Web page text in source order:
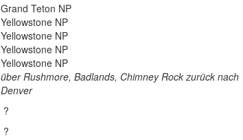
Grand Teton NP
Yellowstone NP
Yellowstone NP
Yellowstone NP
Yellowstone NP
über Rushmore, Badlands, Chimney Rock zurück nach
Denver
?
?